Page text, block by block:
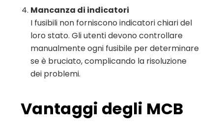
Mancanza di indicatori
I fusibili non forniscono indicatori chiari del
loro stato. Gli utenti devono controllare
manualmente ogni fusibile per determinare
se è bruciato, complicando la risoluzione
dei problemi.
Vantaggi degli MCB